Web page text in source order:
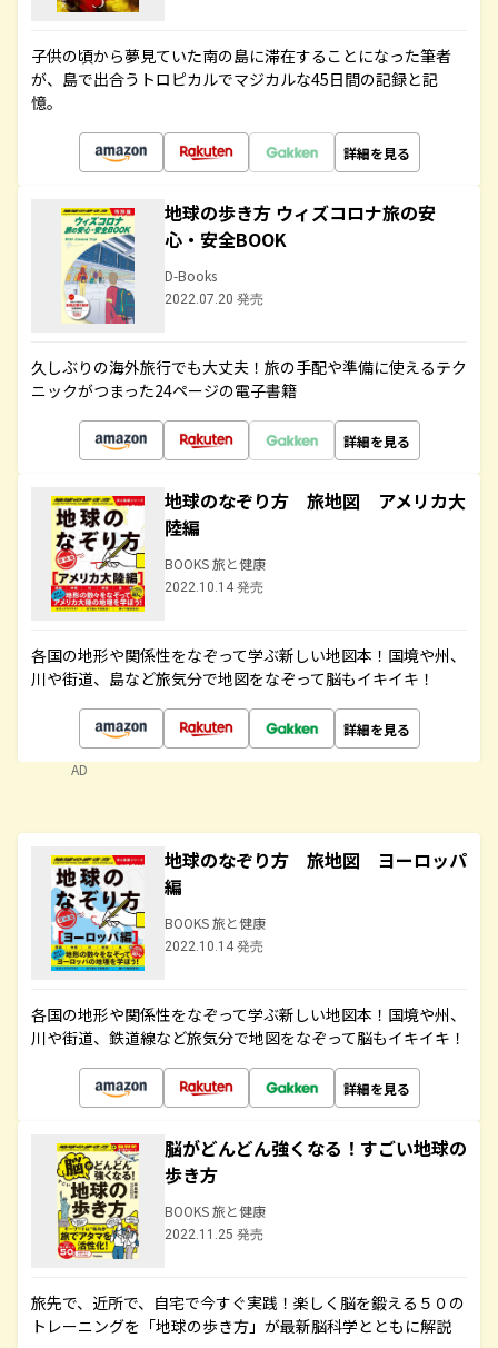
子供の頃から夢見ていた南の島に滞在することになった筆者
が、島で出合うトロピカルでマジカルな45日間の記録と記
憶。
詳細を見る
地球の歩き方 ウィズコロナ旅の安
心・安全BOOK
D-Books
2022.07.20 発売
久しぶりの海外旅行でも大丈夫！旅の手配や準備に使えるテク
ニックがつまった24ページの電子書籍
詳細を見る
地球のなぞり方 旅地図 アメリカ大
陸編
BOOKS 旅と健康
2022.10.14 発売
各国の地形や関係性をなぞって学ぶ新しい地図本！国境や州、
川や街道、島など旅気分で地図をなぞって脳もイキイキ！
詳細を見る
AD
地球のなぞり方 旅地図 ヨーロッパ
編
BOOKS 旅と健康
2022.10.14 発売
各国の地形や関係性をなぞって学ぶ新しい地図本！国境や州、
川や街道、鉄道線など旅気分で地図をなぞって脳もイキイキ！
詳細を見る
脳がどんどん強くなる！すごい地球の
歩き方
BOOKS 旅と健康
2022.11.25 発売
旅先で、近所で、自宅で今すぐ実践！楽しく脳を鍛える５０の
トレーニングを「地球の歩き方」が最新脳科学とともに解説